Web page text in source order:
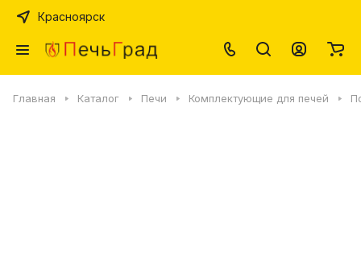
Красноярск
Главная Каталог Печи Комплектующие для печей